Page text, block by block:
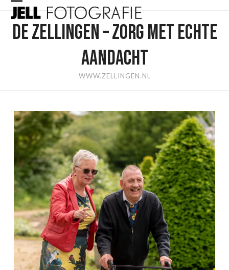
Skip
content
Open
mobile
Close
mobile
DE ZELLINGEN – ZORG MET ECHTE
AANDACHT
WWW.ZELLINGEN.NL